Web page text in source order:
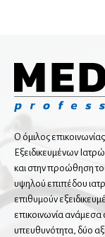
Αισθητική Ιατρική
Παιδοδερματολόγοι
Ενδοκρινολόγοι
Διαβητολόγοι
Παιδοενδοκρινολόγοι
Ιατρικές
Ο όμιλος
Εξειδικευμένων
και στην προώθηση
υψηλού επιπέδου
επιθυμούν
επικοινωνία ανάμεσα
υπευθυνότητα, δύο